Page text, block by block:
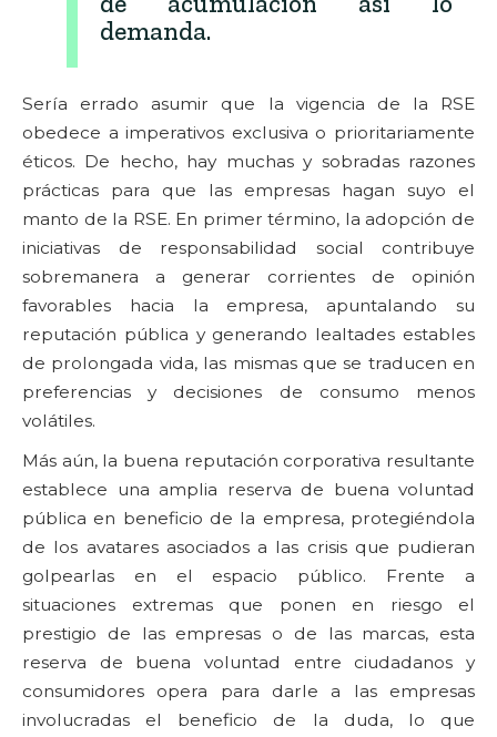
demanda.
Sería errado asumir que la vigencia de la RSE
obedece a imperativos exclusiva o prioritariamente
éticos. De hecho, hay muchas y sobradas razones
prácticas para que las empresas hagan suyo el
manto de la RSE. En primer término, la adopción de
iniciativas de responsabilidad social contribuye
sobremanera a generar corrientes de opinión
favorables hacia la empresa, apuntalando su
reputación pública y generando lealtades estables
de prolongada vida, las mismas que se traducen en
preferencias y decisiones de consumo menos
volátiles.
Más aún, la buena reputación corporativa resultante
establece una amplia reserva de buena voluntad
pública en beneficio de la empresa, protegiéndola
de los avatares asociados a las crisis que pudieran
golpearlas en el espacio público. Frente a
situaciones extremas que ponen en riesgo el
prestigio de las empresas o de las marcas, esta
reserva de buena voluntad entre ciudadanos y
consumidores opera para darle a las empresas
involucradas el beneficio de la duda, lo que